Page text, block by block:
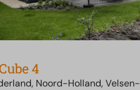
4
Noord-Holland, Velsen-